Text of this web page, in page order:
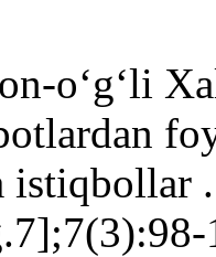
o‘g‘li